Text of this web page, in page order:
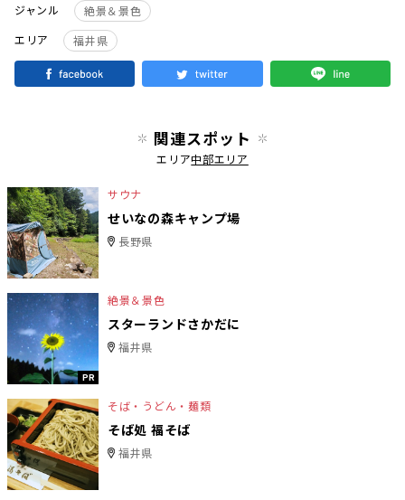
ジャンル
絶景＆景色
エリア
福井県
関連スポット
エリア中部エリア
サウナ
せいなの森キャンプ場
長野県
PR
絶景＆景色
スターランドさかだに
福井県
そば・うどん・麺類
そば処 福そば
福井県